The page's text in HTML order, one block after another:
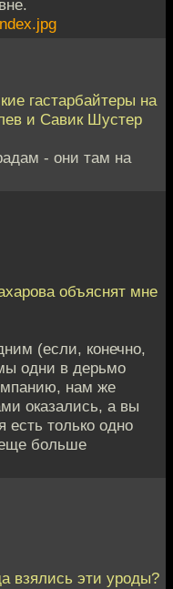
гастарбайтеры на
и Савик Шустер
- они там на
объяснят мне
(если, конечно,
одни в дерьмо
нам же
оказались, а вы
есть только одно
больше
взялись эти уроды?